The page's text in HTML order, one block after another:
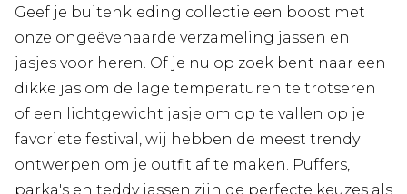
Geef je buitenkleding collectie een boost met
onze ongeëvenaarde verzameling jassen en
jasjes voor heren. Of je nu op zoek bent naar een
dikke jas om de lage temperaturen te trotseren
of een lichtgewicht jasje om op te vallen op je
favoriete festival, wij hebben de meest trendy
ontwerpen om je outfit af te maken. Puffers,
parka's en teddy jassen zijn de perfecte keuzes als